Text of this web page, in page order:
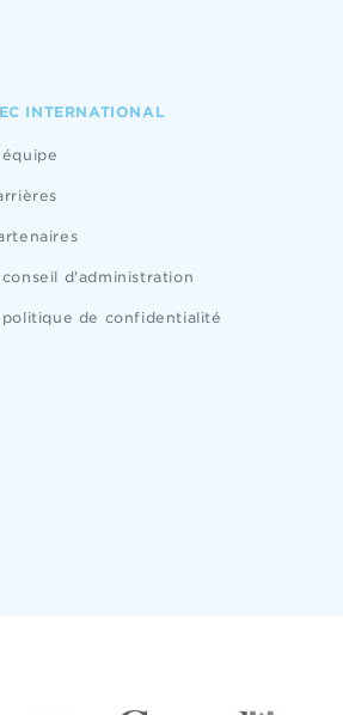
INTERNATIONAL
d'administration
de confidentialité